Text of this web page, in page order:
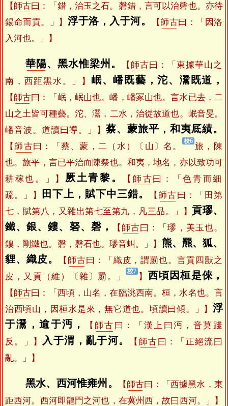
【 師古曰：「錯，治玉之石。磬錯，言可以治磬也。亦待
錫命而貢。」】 浮于洛，入于河。 【 師古曰：「因洛
入河也。」】
華陽、黑水惟梁州。 【 師古曰：「東據華山之
南，西距黑水。」】 岷、嶓既藝，沱、灊既道，
【 師古曰：「岷，岷山也。嶓，嶓冢山也。言水已去，二
山之土皆可種藝。沱、灊，二水，治從故道也。岷音旻。
嶓音波。道讀曰導。」】 蔡、蒙旅平，和夷厎績。
【 師古曰：「蔡、蒙，二（水）〔山〕名。
旅，陳
也。旅平，言已平治而陳祭也。和夷，地名，亦以致功可
耕稼也。」】
厥土青黎。 【 師古曰：「色青而細
疏。」】
田下上，賦下中三錯。 【 師古曰：「田第
七，賦第八，又雜出第七至第九，凡三品。」】貢璆、
鐵、銀、鏤、砮、磬，
【 師古曰：「璆，美玉也。
鏤，剛鐵也。磬，磬石也。璆音虯。」】 熊、羆、狐、
貍、織皮。
【 師古曰：「織皮，謂罽也。言貢四獸之
皮，又貢（維）〔雜〕罽。」
】 西頃因桓是倈，
【 師古曰：「西頃，山名，在臨洮西南。桓，水名也。言
治西頃山，因桓水是來，無它道也。頃讀曰傾。」】 浮
于灊，逾于沔，
【 師古 曰：「漢上曰沔，音莫踐
反。」】
入于渭，亂于河。 【 師古曰：「正絕流曰
亂。」】
黑水、西河惟雍州。 【 師古曰：「西據黑水，東
距西河。西河即龍門之河也，在冀州西，故曰西河。」】